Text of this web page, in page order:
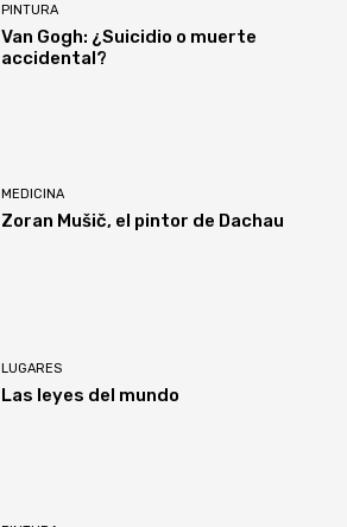
PINTURA
Van Gogh: ¿Suicidio o muerte
accidental?
MEDICINA
Zoran Mušič, el pintor de Dachau
LUGARES
Las leyes del mundo